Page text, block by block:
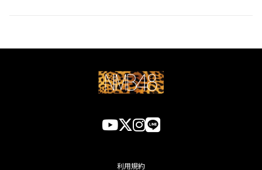
利用規約